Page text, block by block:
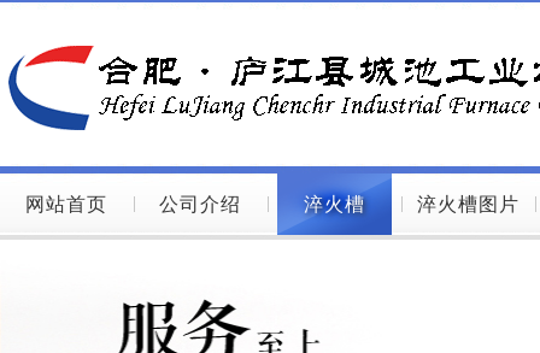
网站首页 公司介绍 淬火槽 淬火槽图片